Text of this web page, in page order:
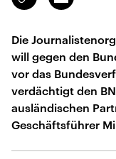
kopieren/teilen
Die
will gegen den
vor das
verdächtigt den
ausländischen
Geschäftsführer